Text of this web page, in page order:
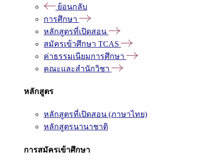
ย้อนกลับ
การศึกษา
หลักสูตรที่เปิดสอน
สมัครเข้าศึกษา TCAS
ค่าธรรมเนียมการศึกษา
คณะและสำนักวิชา
หลักสูตร
หลักสูตรที่เปิดสอน (ภาษาไทย)
หลักสูตรนานาชาติ
การสมัครเข้าศึกษา